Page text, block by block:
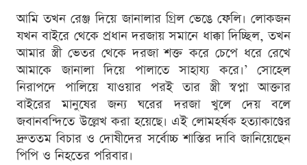
আমি তখন রেঞ্জ দিয়ে জানালার গ্রিল ভেঙে ফেলি। লোকজন
যখন বাইরে থেকে প্রধান দরজায় সমানে ধাক্কা দিচ্ছিল, তখন
আমার স্ত্রী ভেতর থেকে দরজা শক্ত করে চেপে ধরে রেখে
আমাকে জানালা দিয়ে পালাতে সাহায্য করে।’ সোহেল
নিরাপদে পালিয়ে যাওয়ার পরই তার স্ত্রী স্বপ্না আক্তার
বাইরের মানুষের জন্য ঘরের দরজা খুলে দেয় বলে
জবানবন্দিতে উল্লেখ করা হয়েছে। এই লোমহর্ষক হত্যাকাণ্ডের
দ্রুততম বিচার ও দোষীদের সর্বোচ্চ শাস্তির দাবি জানিয়েছেন
পিপি ও নিহতের পরিবার।